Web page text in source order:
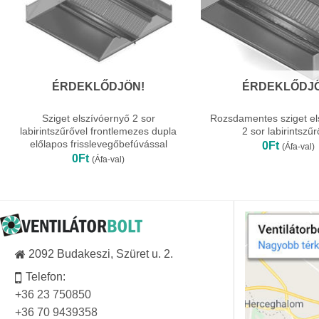
ÉRDEKLŐDJÖN!
Sziget elszívóernyő 2 sor
labirintszűrővel frontlemezes dupla
előlapos frisslevegőbefúvással
0Ft (Áfa-val)
Rozsdamentes sziget
2 sor
0Ft (Áfa-val)
2092 Budakeszi, Szüret u. 2.
Telefon:
+36 23 750850
+36 70 9439358